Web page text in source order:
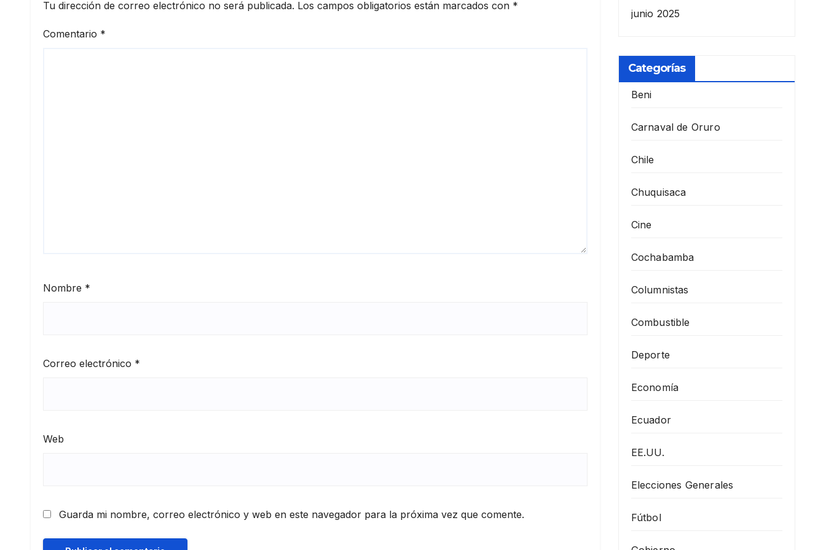
Tu dirección de correo electrónico no será publicada. Los campos obligatorios están marcados con *
Comentario *
Nombre *
Correo electrónico *
Web
Guarda mi nombre, correo electrónico y web en este navegador para la próxima vez que comente.
junio 2025
Categorías
Beni
Carnaval de Oruro
Chile
Chuquisaca
Cine
Cochabamba
Columnistas
Combustible
Deporte
Economía
Ecuador
EE.UU.
Elecciones Generales
Fútbol